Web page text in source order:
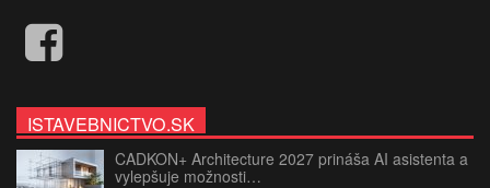
ISTAVEBNICTVO.SK
CADKON+ Architecture 2027 prináša AI asistenta a
vylepšuje možnosti…